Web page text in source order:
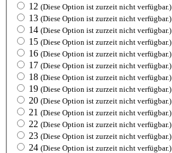
12 (Diese Option ist zurzeit nicht verfügbar.)
13 (Diese Option ist zurzeit nicht verfügbar.)
14 (Diese Option ist zurzeit nicht verfügbar.)
15 (Diese Option ist zurzeit nicht verfügbar.)
16 (Diese Option ist zurzeit nicht verfügbar.)
17 (Diese Option ist zurzeit nicht verfügbar.)
18 (Diese Option ist zurzeit nicht verfügbar.)
19 (Diese Option ist zurzeit nicht verfügbar.)
20 (Diese Option ist zurzeit nicht verfügbar.)
21 (Diese Option ist zurzeit nicht verfügbar.)
22 (Diese Option ist zurzeit nicht verfügbar.)
23 (Diese Option ist zurzeit nicht verfügbar.)
24 (Diese Option ist zurzeit nicht verfügbar.)